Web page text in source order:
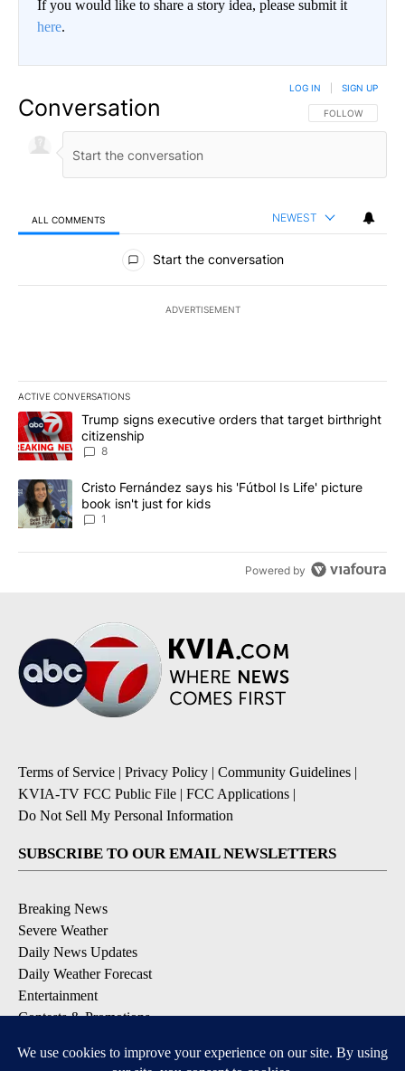
If you would like to share a story idea, please submit it
here.
Conversation FOLLOW THIS
FOLLOW
LOG IN SIGN UP
ALL COMMENTS NEWEST
All Comments
Start the conversation
ADVERTISEMENT
ACTIVE CONVERSATIONS
The following is a list of the most commented articles in the last
A trending article titled "Trump signs executive orders that
Trump signs executive orders that target birthright
citizenship
8
A trending article titled "Cristo Fernández says his 'Fútbol Is
Cristo Fernández says his 'Fútbol Is Life' picture
book isn't just for kids
1
Powered by
Terms of Service | Privacy Policy | Community Guidelines |
KVIA-TV FCC Public File | FCC Applications |
Do Not Sell My Personal Information
SUBSCRIBE TO OUR EMAIL NEWSLETTERS
Breaking News
Severe Weather
Daily News Updates
Daily Weather Forecast
Entertainment
Contests & Promotions
DOWNLOAD OUR APPS